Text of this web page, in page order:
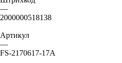
—
2000000518138
Артикул
—
FS-2170617-17А